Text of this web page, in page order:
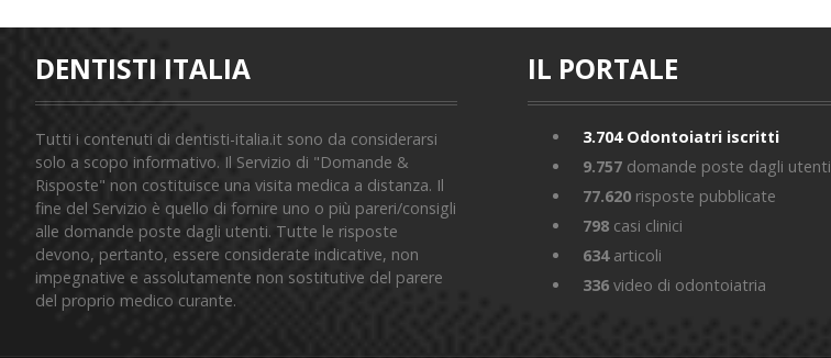
DENTISTI ITALIA
Tutti i contenuti di dentisti-italia.it sono da considerarsi
solo a scopo informativo. Il Servizio di "Domande &
Risposte" non costituisce una visita medica a distanza. Il
fine del Servizio è quello di fornire uno o più pareri/consigli
alle domande poste dagli utenti. Tutte le risposte
devono, pertanto, essere considerate indicative, non
impegnative e assolutamente non sostitutive del parere
del proprio medico curante.
IL PORTALE
3.704Odontoiatri iscritti
9.757 domande poste dagli utenti
77.620 risposte pubblicate
798 casi clinici
634articoli
336 video di odontoiatria